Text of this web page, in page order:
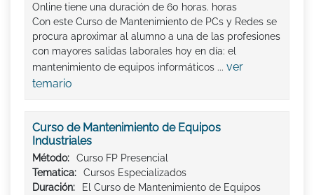
Online tiene una duración de 60 horas. horas
Con este Curso de Mantenimiento de PCs y Redes se
procura aproximar al alumno a una de las profesiones
con mayores salidas laborales hoy en día: el
mantenimiento de equipos informáticos ... ver
temario
Curso de Mantenimiento de Equipos
Industriales
Método:
Curso FP Presencial
Tematica:
Cursos Especializados
Duración:
El Curso de Mantenimiento de Equipos